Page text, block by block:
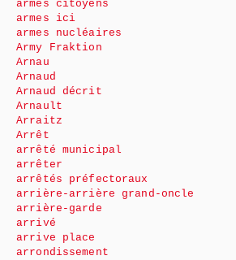
armes citoyens
armes ici
armes nucléaires
Army Fraktion
Arnau
Arnaud
Arnaud décrit
Arnault
Arraitz
Arrêt
arrêté municipal
arrêter
arrêtés préfectoraux
arrière-arrière grand-oncle
arrière-garde
arrivé
arrive place
arrondissement